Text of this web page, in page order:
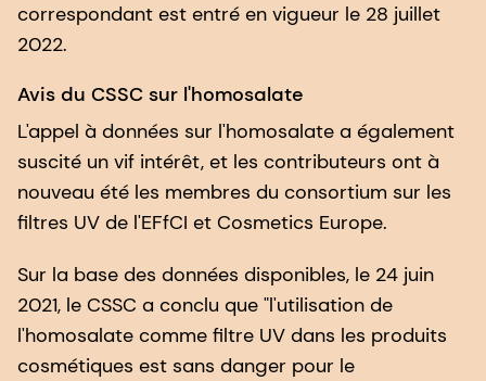
correspondant est entré en vigueur le 28 juillet
2022.
Avis du CSSC sur l'homosalate
L'appel à données sur l'homosalate a également
suscité un vif intérêt, et les contributeurs ont à
nouveau été les membres du consortium sur les
filtres UV de l'EFfCI et Cosmetics Europe.
Sur la base des données disponibles, le 24 juin
2021, le CSSC a conclu que "l'utilisation de
l'homosalate comme filtre UV dans les produits
cosmétiques est sans danger pour le